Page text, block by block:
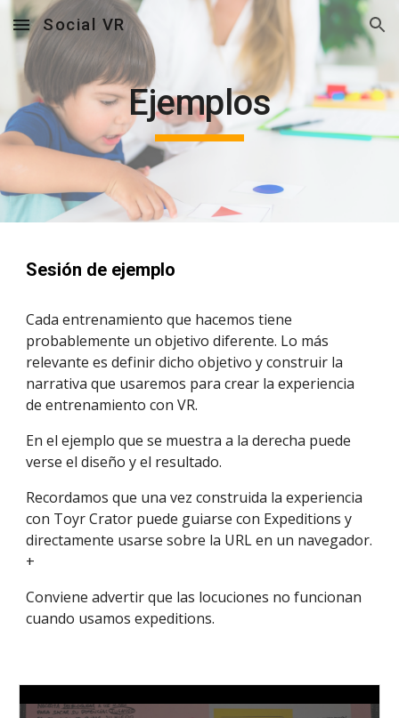
Skip to main content Skip to navigation
Social VR
Ejemplos
Sesión de ejemplo
Cada entrenamiento que hacemos tiene
probablemente un objetivo diferente. Lo más
relevante es definir dicho objetivo y construir la
narrativa que usaremos para crear la experiencia
de entrenamiento con VR.
En el ejemplo que se muestra a la derecha puede
verse el diseño y el resultado.
Recordamos que una vez construida la experiencia
con Toyr Crator puede guiarse con Expeditions y
directamente usarse sobre la URL en un navegador.
+
Conviene advertir que las locuciones no funcionan
cuando usamos expeditions.